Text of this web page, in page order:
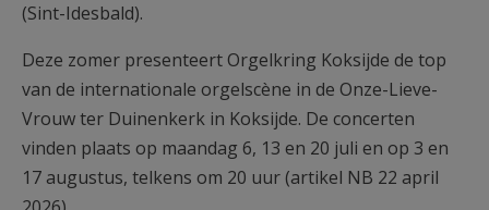
(Sint-Idesbald).
Deze zomer presenteert Orgelkring Koksijde de top
van de internationale orgelscène in de Onze-Lieve-
Vrouw ter Duinenkerk in Koksijde. De concerten
vinden plaats op maandag 6, 13 en 20 juli en op 3 en
17 augustus, telkens om 20 uur (artikel NB 22 april